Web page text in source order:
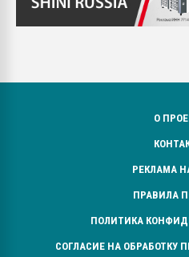
О
РЕКЛАМА
ПРАВИЛА
ПОЛИТИКА
СОГЛАСИЕ НА ОБРАБОТКУ